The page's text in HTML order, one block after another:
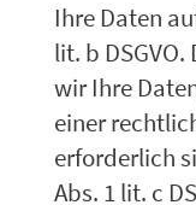
Ihre Daten
lit. b
wir Ihre
einer
erforderlich
Abs. 1 lit. c